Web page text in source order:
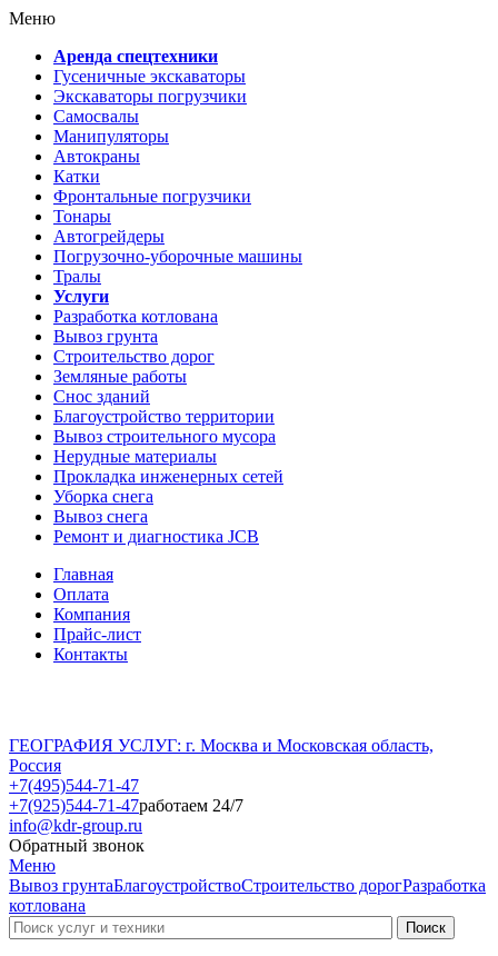
Меню
Аренда спецтехники
Гусеничные экскаваторы
Экскаваторы погрузчики
Самосвалы
Манипуляторы
Автокраны
Катки
Фронтальные погрузчики
Тонары
Автогрейдеры
Погрузочно-уборочные машины
Тралы
Услуги
Разработка котлована
Вывоз грунта
Строительство дорог
Земляные работы
Снос зданий
Благоустройство территории
Вывоз строительного мусора
Нерудные материалы
Прокладка инженерных сетей
Уборка снега
Вывоз снега
Ремонт и диагностика JCB
Главная
Оплата
Компания
Прайс-лист
Контакты
ГЕОГРАФИЯ УСЛУГ: г. Москва и Московская область,
Россия
+7(495)544-71-47
+7(925)544-71-47работаем 24/7
info@kdr-group.ru
Обратный звонок
Меню
Вывоз грунтаБлагоустройствоСтроительство дорогРазработка
котлована